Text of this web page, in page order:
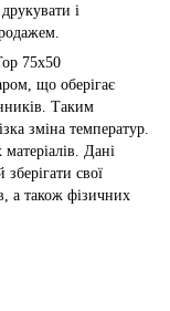
і
75x50
що оберігає
Таким
зміна температур.
Дані
свої
а також фізичних